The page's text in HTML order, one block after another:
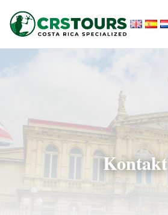
Skip to main content
Kontakt